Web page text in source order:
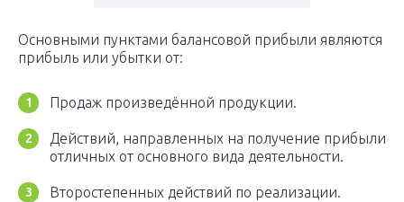
Основными пунктами балансовой прибыли являются
прибыль или убытки от:
Продаж произведённой продукции.
Действий, направленных на получение прибыли
отличных от основного вида деятельности.
Второстепенных действий по реализации.